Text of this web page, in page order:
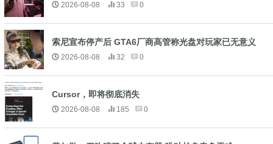
2026-08-08 33 0
索尼宣布停产后 GTA6厂商高管称光盘对玩家已无意义
2026-08-08 32 0
Cursor，即将彻底消失
2026-08-08 185 0